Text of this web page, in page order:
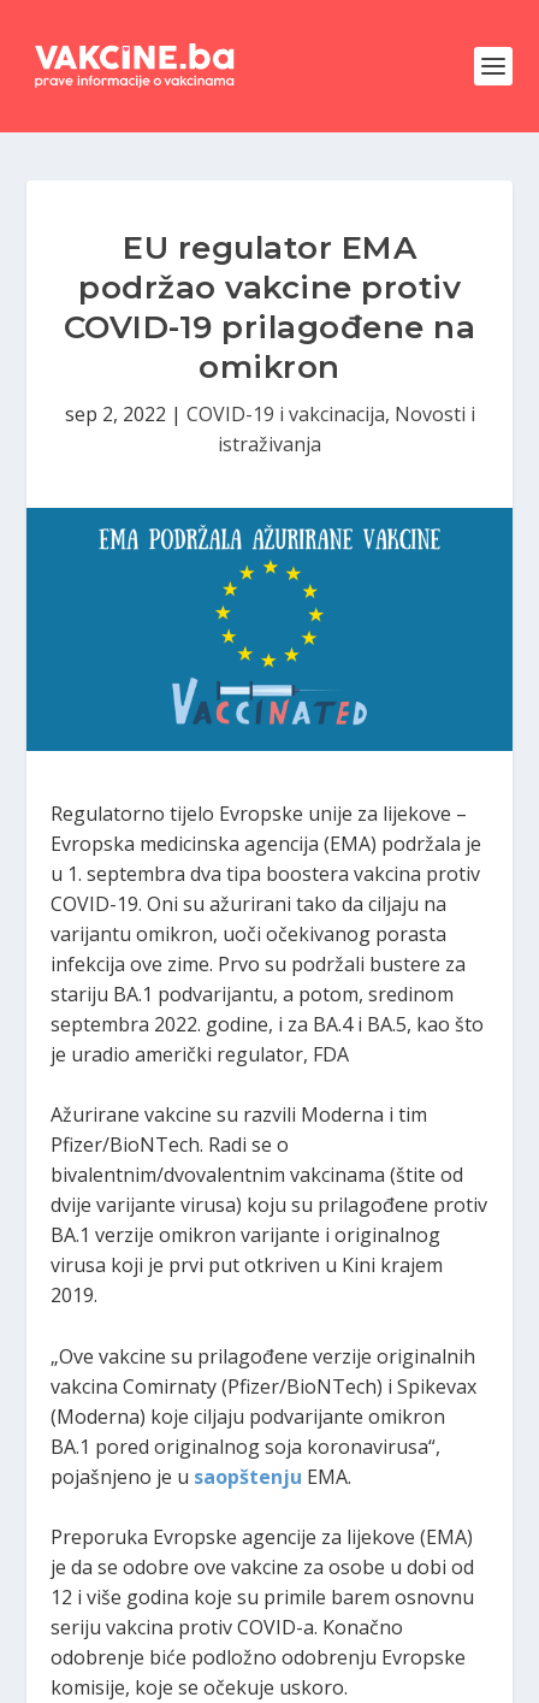
EU regulator EMA
podržao vakcine protiv
COVID-19 prilagođene na
omikron
sep 2, 2022 | COVID-19 i vakcinacija, Novosti i
istraživanja
Regulatorno tijelo Evropske unije za lijekove –
Evropska medicinska agencija (EMA) podržala je
u 1. septembra dva tipa boostera vakcina protiv
COVID-19. Oni su ažurirani tako da ciljaju na
varijantu omikron, uoči očekivanog porasta
infekcija ove zime. Prvo su podržali bustere za
stariju BA.1 podvarijantu, a potom, sredinom
septembra 2022. godine, i za BA.4 i BA.5, kao što
je uradio američki regulator, FDA
Ažurirane vakcine su razvili Moderna i tim
Pfizer/BioNTech. Radi se o
bivalentnim/dvovalentnim vakcinama (štite od
dvije varijante virusa) koju su prilagođene protiv
BA.1 verzije omikron varijante i originalnog
virusa koji je prvi put otkriven u Kini krajem
2019.
„Ove vakcine su prilagođene verzije originalnih
vakcina Comirnaty (Pfizer/BioNTech) i Spikevax
(Moderna) koje ciljaju podvarijante omikron
BA.1 pored originalnog soja koronavirusa“,
pojašnjeno je u saopštenju EMA.
Preporuka Evropske agencije za lijekove (EMA)
je da se odobre ove vakcine za osobe u dobi od
12 i više godina koje su primile barem osnovnu
seriju vakcina protiv COVID-a. Konačno
odobrenje biće podložno odobrenju Evropske
komisije, koje se očekuje uskoro.